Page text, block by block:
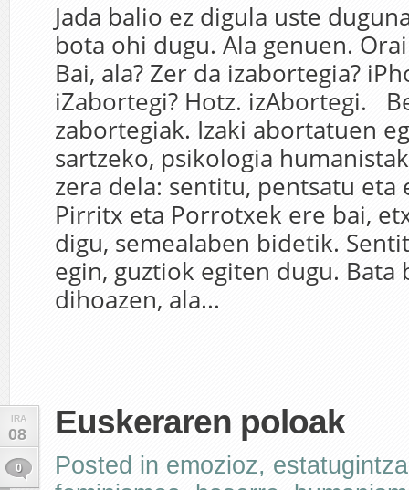
Jada balio ez digula uste
bota ohi dugu. Ala genuen.
Bai, ala? Zer da izabortegia?
iZabortegi? Hotz. izAbortegi.
zabortegiak. Izaki abortatuen
sartzeko, psikologia
zera dela: sentitu, pentsatu eta
Pirritx eta Porrotxek ere bai,
digu, semealaben bidetik.
egin, guztiok egiten dugu. Bata
dihoazen, ala...
IRA
08
0
Euskeraren poloak
Posted in emozioz, estatugintza